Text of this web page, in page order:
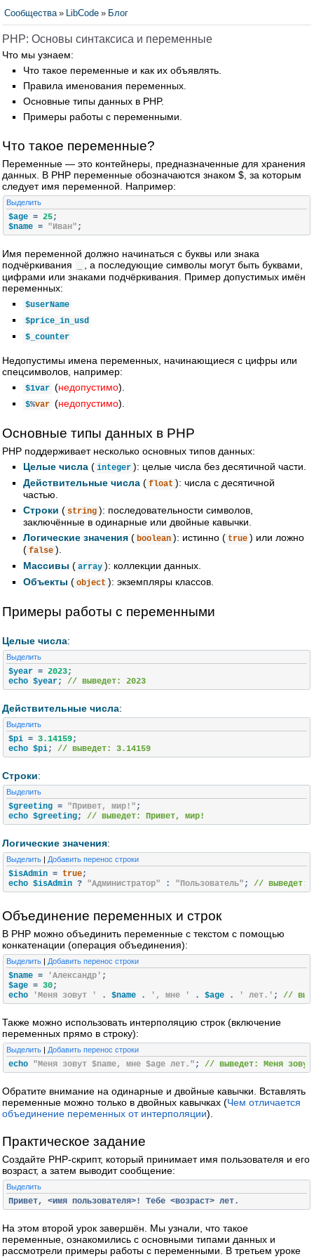
Сообщества » LibCode » Блог
PHP: Основы синтаксиса и переменные
Что мы узнаем:
Что такое переменные и как их объявлять.
Правила именования переменных.
Основные типы данных в PHP.
Примеры работы с переменными.
Что такое переменные?
Переменные — это контейнеры, предназначенные для хранения
данных. В PHP переменные обозначаются знаком $, за которым
следует имя переменной. Например:
Выделить
$age = 25;
$name = "Иван" ;
Имя переменной должно начинаться с буквы или знака
подчёркивания
, а последующие символы могут быть буквами,
цифрами или знаками подчёркивания. Пример допустимых имён
переменных:
$userName
$price_in_usd
$_counter
Недопустимы имена переменных, начинающиеся с цифры или
спецсимволов, например:
$1var (недопустимо).
$%var (недопустимо).
Основные типы данных в PHP
PHP поддерживает несколько основных типов данных:
Целые числа ( integer ): целые числа без десятичной части.
Действительные числа ( float ): числа с десятичной
частью.
Строки ( string ): последовательности символов,
заключённые в одинарные или двойные кавычки.
Логические значения ( boolean ): истинно ( true ) или ложно
( false ).
Массивы ( array ): коллекции данных.
Объекты ( object ): экземпляры классов.
Примеры работы с переменными
Целые числа:
Выделить
$year = 2023;
echo $year; // выведет: 2023
Действительные числа:
Выделить
$pi = 3.14159;
echo $pi; // выведет: 3.14159
Строки:
Выделить
$greeting = "Привет, мир!" ;
echo $greeting; // выведет: Привет, мир!
Логические значения:
Выделить | Добавить перенос строки
$isAdmin = true;
echo $isAdmin ? "Администратор" : "Пользователь" ; // выведет:
Объединение переменных и строк
В PHP можно объединить переменные с текстом с помощью
конкатенации (операция объединения):
Выделить | Добавить перенос строки
$name = 'Александр' ;
$age = 30;
echo
'Меня зовут ' . $name . ', мне ' . $age . ' лет.' ; //
Также можно использовать интерполяцию строк (включение
переменных прямо в строку):
Выделить | Добавить перенос строки
echo "Меня зовут $name, мне $age лет." ; // выведет: Меня
Обратите внимание на одинарные и двойные кавычки. Вставлять
переменные можно только в двойных кавычках (Чем отличается
объединение переменных от интерполяции).
Практическое задание
Создайте PHP-скрипт, который принимает имя пользователя и его
возраст, а затем выводит сообщение:
Выделить
Привет, <имя пользователя>! Тебе <возраст> лет.
На этом второй урок завершён. Мы узнали, что такое
переменные, ознакомились с основными типами данных и
рассмотрели примеры работы с переменными. В третьем уроке